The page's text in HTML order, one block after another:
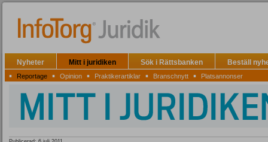
Nyheter Mitt i juridiken Sök i Rättsbanken Beställ
▪ Reportage ▪ Opinion ▪ Praktikerartiklar ▪ Branschnytt ▪ Platsannonser